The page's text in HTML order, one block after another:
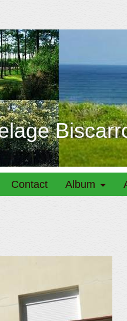
Contact Album